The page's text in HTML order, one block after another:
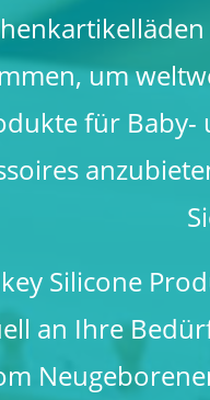
um
für Baby-
Silicone
an Ihre